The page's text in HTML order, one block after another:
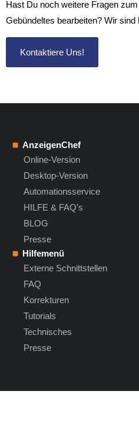
Hast Du noch weitere Fragen
Gebündeltes bearbeiten? Wir sind
Kontaktiere Uns!
AnzeigenChef
Online-Version
Desktop-Version
Automationsservice
HILFE & FAQ’s
BLOG
Presse
Hilfemenü
Externe Schnittstellen
FAQ
Korrekturen
Tutorials
Technisches
Presse